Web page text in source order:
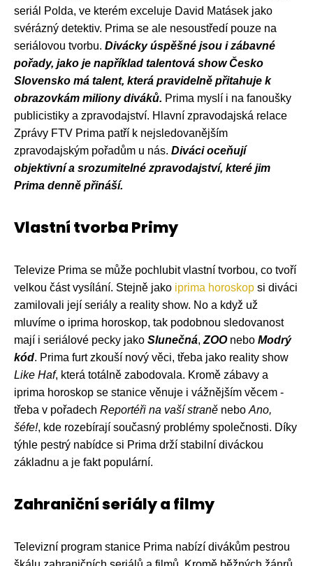
seriál Polda, ve kterém exceluje David Matásek jako
svérázný detektiv. Prima se ale nesoustředí pouze na
seriálovou tvorbu. Divácky úspěšné jsou i zábavné
pořady, jako je například talentová show Česko
Slovensko má talent, která pravidelně přitahuje k
obrazovkám miliony diváků. Prima myslí i na fanoušky
publicistiky a zpravodajství. Hlavní zpravodajská relace
Zprávy FTV Prima patří k nejsledovanějším
zpravodajským pořadům u nás. Diváci oceňují
objektivní a srozumitelné zpravodajství, které jim
Prima denně přináší.
Vlastní tvorba Primy
Televize Prima se může pochlubit vlastní tvorbou, co tvoří
velkou část vysílání. Stejně jako iprima horoskop si diváci
zamilovali její seriály a reality show. No a když už
mluvíme o iprima horoskop, tak podobnou sledovanost
mají i seriálové pecky jako Slunečná, ZOOnebo Modrý
kód. Prima furt zkouší nový věci, třeba jako reality show
Like Haf, která totálně zabodovala. Kromě zábavy a
iprima horoskop se stanice věnuje i vážnějším věcem -
třeba v pořadech Reportéři na vaší straně nebo Ano,
šéfe!, kde rozebírají současný problémy společnosti. Díky
týhle pestrý nabídce si Prima drží stabilní diváckou
základnu a je fakt populární.
Zahraniční seriály a filmy
Televizní program stanice Prima nabízí divákům pestrou